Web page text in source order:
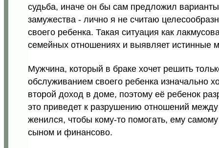
судьба, иначе он бы сам предложил
замужества - лично я не считаю
своего ребенка. Такая ситуация как
семейных отношениях и выявляет истинные
Мужчина, который в браке хочет решить
обслуживанием своего ребенка изначально
второй доход в доме, поэтому её ребенок
это приведет к разрушению отношений
женился, чтобы кому-то помогать, ему
сыном и финансово.